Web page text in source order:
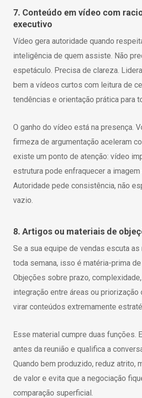
7. Conteúdo em vídeo com
executivo
Vídeo gera autoridade quando
inteligência de quem assiste. Não
espetáculo. Precisa de clareza.
bem a vídeos curtos com leitura de
tendências e orientação prática para
O ganho do vídeo está na presença.
firmeza de argumentação aceleram
existe um ponto de atenção: vídeo
estrutura pode enfraquecer a imagem
Autoridade pede consistência, não
vazio.
8. Artigos ou materiais de
Se a sua equipe de vendas escuta
toda semana, isso é matéria-prima
Objeções sobre prazo,
integração entre áreas ou priorização
virar conteúdos extremamente
Esse material cumpre duas funções.
antes da reunião e qualifica a
Quando bem produzido, reduz atrito,
de valor e evita que a negociação
comparação superficial.